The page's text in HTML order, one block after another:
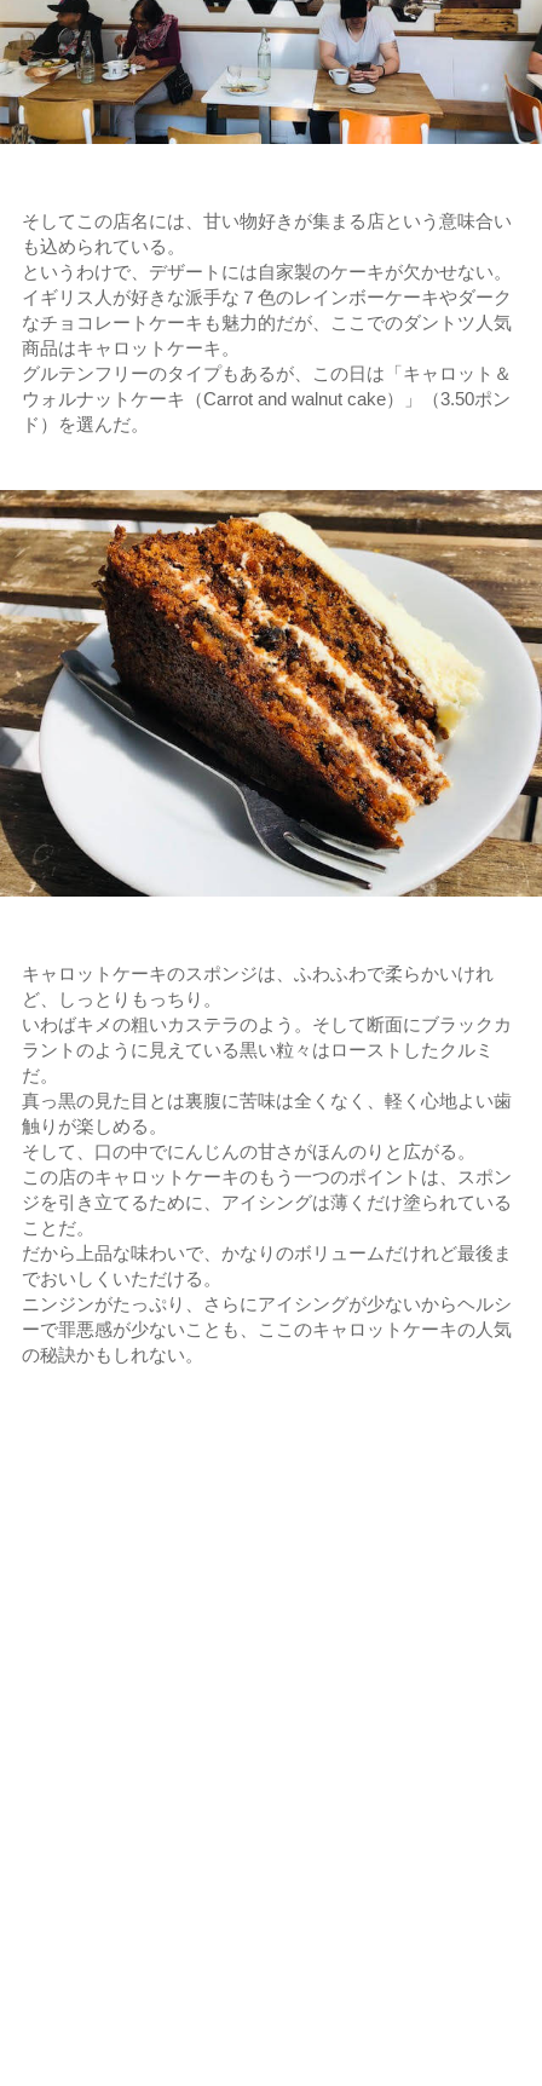
そしてこの店名には、甘い物好きが集まる店という意味合い
も込められている。
というわけで、デザートには自家製のケーキが欠かせない。
イギリス人が好きな派手な７色のレインボーケーキやダーク
なチョコレートケーキも魅力的だが、ここでのダントツ人気
商品はキャロットケーキ。
グルテンフリーのタイプもあるが、この日は「キャロット＆
ウォルナットケーキ（Carrot and walnut cake）」（3.50ポン
ド）を選んだ。
キャロットケーキのスポンジは、ふわふわで柔らかいけれ
ど、しっとりもっちり。
いわばキメの粗いカステラのよう。そして断面にブラックカ
ラントのように見えている黒い粒々はローストしたクルミ
だ。
真っ黒の見た目とは裏腹に苦味は全くなく、軽く心地よい歯
触りが楽しめる。
そして、口の中でにんじんの甘さがほんのりと広がる。
この店のキャロットケーキのもう一つのポイントは、スポン
ジを引き立てるために、アイシングは薄くだけ塗られている
ことだ。
だから上品な味わいで、かなりのボリュームだけれど最後ま
でおいしくいただける。
ニンジンがたっぷり、さらにアイシングが少ないからヘルシ
ーで罪悪感が少ないことも、ここのキャロットケーキの人気
の秘訣かもしれない。